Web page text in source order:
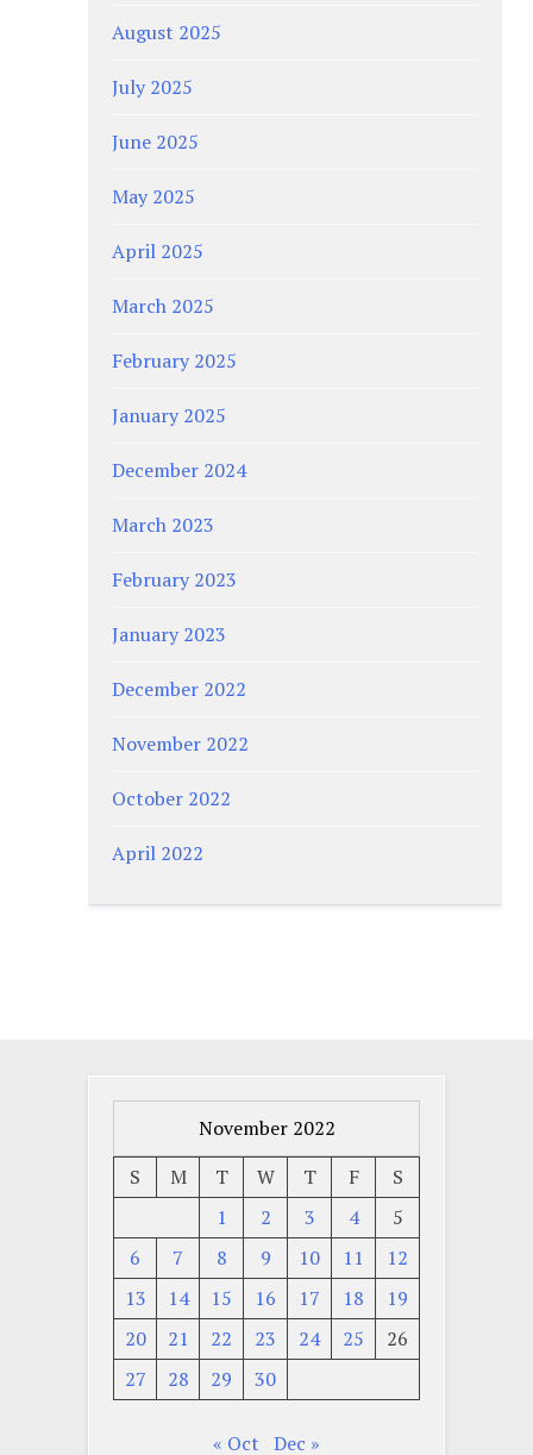
August 2025
July 2025
June 2025
May 2025
April 2025
March 2025
February 2025
January 2025
December 2024
March 2023
February 2023
January 2023
December 2022
November 2022
October 2022
April 2022
November 2022
S
M T W T F
S
1
2 3 4
5
6
7 8 9 10 11
12
13
14 15 16 17 18
19
20
21 22 23 24 25
26
27
28 29 30
« Oct Dec »